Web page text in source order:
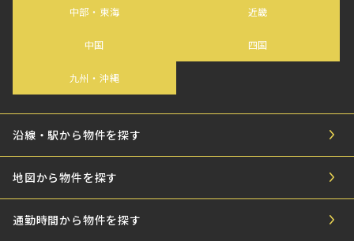
中部・東海 近畿
中国 四国
九州・沖縄
沿線・駅から物件を探す
地図から物件を探す
通勤時間から物件を探す